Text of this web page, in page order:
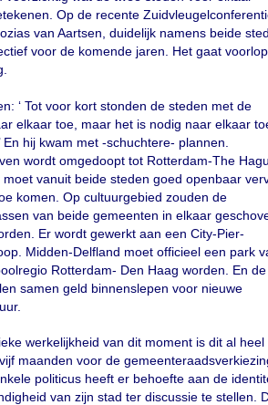
Op de recente
van Aartsen, duidelijk namens beide
voor de komende jaren. Het gaat
‘ Tot voor kort stonden de steden met de
elkaar toe, maar het is nodig naar elkaar
En hij kwam met -schuchtere- plannen.
wordt omgedoopt tot Rotterdam-The
moet vanuit beide steden goed openbaar
komen. Op cultuurgebied zouden de
van beide gemeenten in elkaar
Er wordt gewerkt aan een City-Pier-
Midden-Delfland moet officieel een park
Rotterdam- Den Haag worden. En de
samen geld binnenslepen voor nieuwe
werkelijkheid van dit moment is dit al heel
maanden voor de
politicus heeft er behoefte aan de
van zijn stad ter discussie te stellen.